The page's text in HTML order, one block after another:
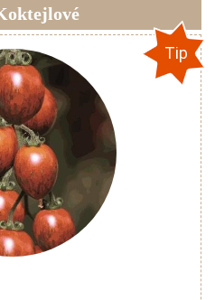
Tip